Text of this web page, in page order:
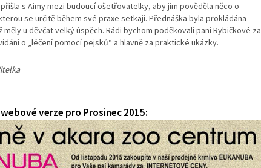
s Aimy mezi budoucí ošetřovatelky, aby jim pověděla něco o
se určitě během své praxe setkají. Přednáška byla prokládána
u děvčat velký úspěch. Rádi bychom poděkovali paní Rybičkové za
o „léčení pomocí pejsků“ a hlavně za praktické ukázky.
verze pro Prosinec 2015: